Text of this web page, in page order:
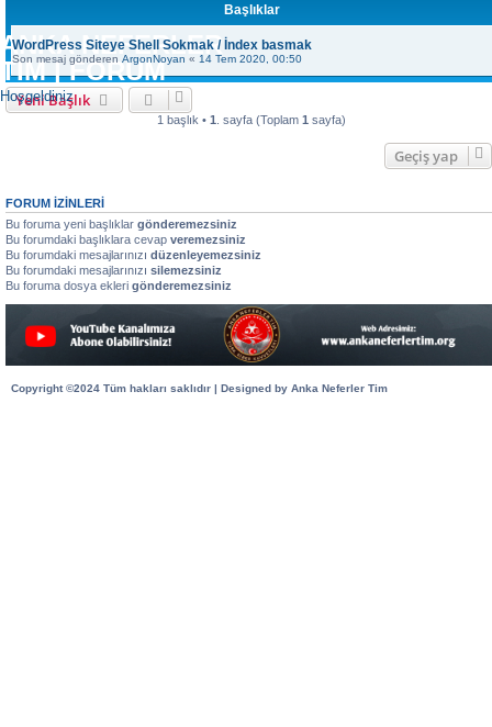
ANKA NEFERLER
TİM | FORUM
Hoşgeldiniz
Başlıklar
WordPress Siteye Shell Sokmak / İndex basmak
Son mesaj gönderen ArgonNoyan « 14 Tem 2020, 00:50
Yeni Başlık
1 başlık • 1 . sayfa (Toplam 1 sayfa)
Geçiş yap
FORUM IZINLERI
Bu foruma yeni başlıklar gönderemezsiniz
Bu forumdaki başlıklara cevap veremezsiniz
Bu forumdaki mesajlarınızı düzenleyemezsiniz
Bu forumdaki mesajlarınızı silemezsiniz
Bu foruma dosya ekleri gönderemezsiniz
Copyright ©2024 Tüm hakları saklıdır | Designed by Anka Neferler Tim